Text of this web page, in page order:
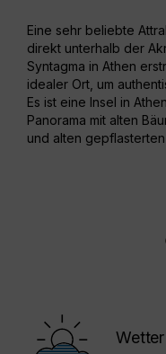
Eine sehr beliebte
direkt unterhalb der
Syntagma in Athen
idealer Ort, um
Es ist eine Insel in
Panorama mit alten
und alten